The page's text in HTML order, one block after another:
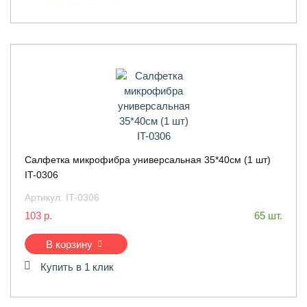
Салфетка микрофибра универсальная 35*40см (1 шт)
IT-0306
Артикул: IT-0306
103 р. 65 шт.
В корзину
Купить в 1 клик